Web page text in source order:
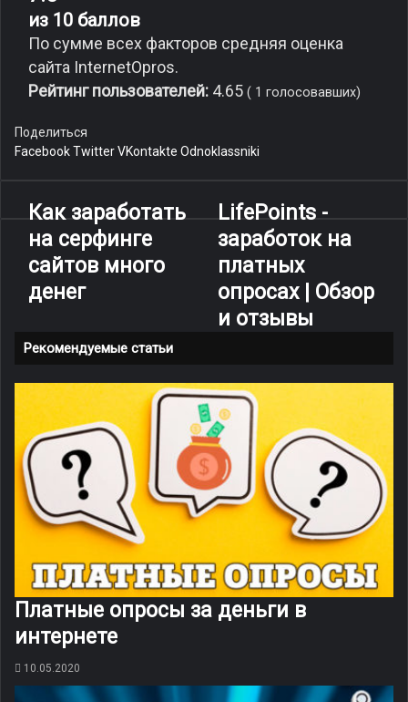
из 10 баллов
По сумме всех факторов средняя оценка
сайта InternetOpros.
Рейтинг пользователей: 4.65 ( 1 голосовавших)
Поделиться
FacebookTwitterVKontakte Odnoklassniki
Как заработать
на серфинге
сайтов много
денег
LifePoints -
заработок на
платных
опросах | Обзор
и отзывы
Рекомендуемые статьи
Платные опросы за деньги в
интернете
10.05.2020